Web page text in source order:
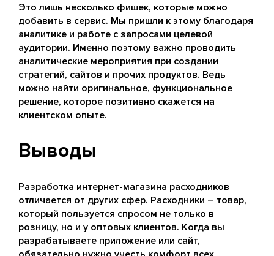
Это лишь несколько фишек, которые можно
добавить в сервис. Мы пришли к этому благодаря
аналитике и работе с запросами целевой
аудитории. Именно поэтому важно проводить
аналитические мероприятия при создании
стратегий, сайтов и прочих продуктов. Ведь
можно найти оригинальное, функциональное
решение, которое позитивно скажется на
клиентском опыте.
Выводы
Разработка интернет-магазина расходников
отличается от других сфер. Расходники – товар,
который пользуется спросом не только в
розницу, но и у оптовых клиентов. Когда вы
разрабатываете приложение или сайт,